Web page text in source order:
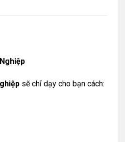
sẽ chỉ dạy cho bạn cách: